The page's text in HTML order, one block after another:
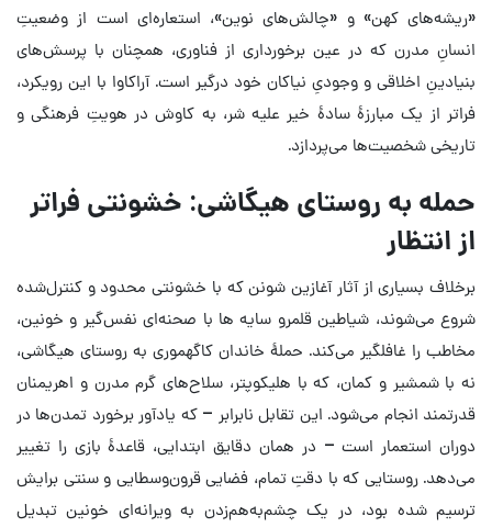
«ریشه‌های کهن» و «چالش‌های نوین»، استعاره‌ای است از وضعیتِ
انسانِ مدرن که در عین برخورداری از فناوری، همچنان با پرسش‌های
بنیادینِ اخلاقی و وجودیِ نیاکان خود درگیر است. آراکاوا با این رویکرد،
فراتر از یک مبارزهٔ سادهٔ خیر علیه شر، به کاوش در هویتِ فرهنگی و
تاریخی شخصیت‌ها می‌پردازد.
حمله به روستای هیگاشی: خشونتی فراتر
از انتظار
برخلاف بسیاری از آثار آغازین شونن که با خشونتی محدود و کنترل‌شده
شروع می‌شوند، شیاطین قلمرو سایه ها با صحنه‌ای نفس‌گیر و خونین،
مخاطب را غافلگیر می‌کند. حملهٔ خاندان کاگهموری به روستای هیگاشی،
نه با شمشیر و کمان، که با هلیکوپتر، سلاح‌های گرم مدرن و اهریمنان
قدرتمند انجام می‌شود. این تقابل نابرابر – که یادآور برخورد تمدن‌ها در
دوران استعمار است – در همان دقایق ابتدایی، قاعدهٔ بازی را تغییر
می‌دهد. روستایی که با دقتِ تمام، فضایی قرون‌وسطایی و سنتی برایش
ترسیم شده بود، در یک چشم‌به‌هم‌زدن به ویرانه‌ای خونین تبدیل